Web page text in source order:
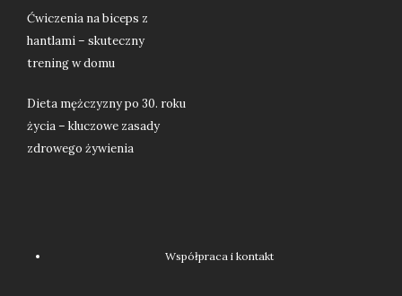
Ćwiczenia na biceps z
hantlami – skuteczny
trening w domu
Dieta mężczyzny po 30. roku
życia – kluczowe zasady
zdrowego żywienia
Współpraca i kontakt